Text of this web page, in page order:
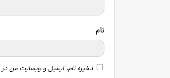
ذخیره نام، ایمیل و وبسایت من